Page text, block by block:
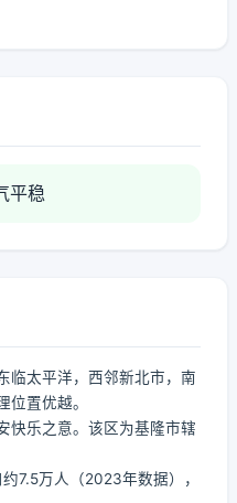
平稳
临太平洋，西邻新北市，南
位置优越。
快乐之意。该区为基隆市辖
7.5万人（2023年数据），